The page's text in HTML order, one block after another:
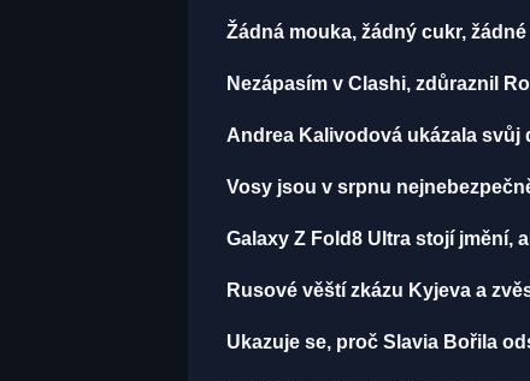
Žádná mouka, žádný cukr,
Nezápasím v Clashi, zdůraznil
Andrea Kalivodová ukázala svůj
Vosy jsou v srpnu
Galaxy Z Fold8 Ultra stojí jmění,
Rusové věští zkázu Kyjeva a
Ukazuje se, proč Slavia Bořila